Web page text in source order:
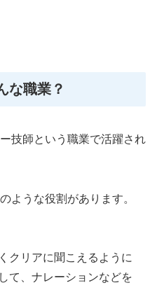
な職業？
技師という職業で活躍され
ような役割があります。
クリアに聞こえるように
て、ナレーションなどを